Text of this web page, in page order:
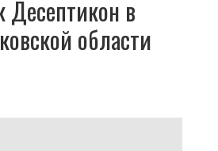
Десептикон в
области